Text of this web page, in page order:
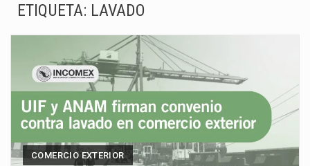
El Gobierno de Estados Unidos ha procesado la devolución de aproximadamente 100,000 millones de dólares…
El mercado laboral mexicano muestra un proceso de precarización sin señales de mejora, según el…
La Cámara Minera de México (Camimex) proyecta una inversión total de 6,402.2 millones de dólares…
ETIQUETA: LAVADO
COMERCIO EXTERIOR